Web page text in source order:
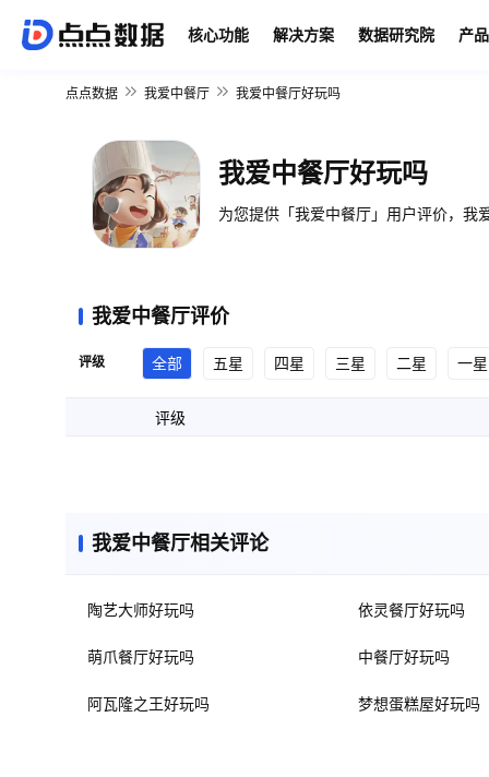
核心功能 解决方案 数据研究院 产
点点数据 我爱中餐厅 我爱中餐厅好玩吗
我爱中餐厅好玩吗
为您提供「我爱中餐厅」用户评价，我
我爱中餐厅评价
评级 全部 五星 四星 三星 二星 一星
评级
我爱中餐厅相关评论
陶艺大师好玩吗 依灵餐厅好玩吗
萌爪餐厅好玩吗 中餐厅好玩吗
阿瓦隆之王好玩吗 梦想蛋糕屋好玩吗